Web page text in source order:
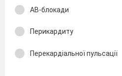
АВ-блокади
Перикардиту
Перекардіальної пульсації